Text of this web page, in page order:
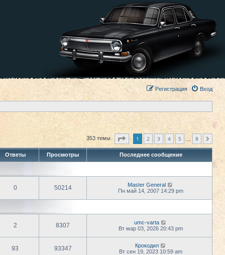
Вход
Регистрация
353 темы Страница из8
1 2 3 4 5 8
Ответы Просмотры Последнее сообщение
0 50214
Master General
Пн май 14, 2007 14:29 pm
2 8307
umc-varta
Вт мар 03, 2026 20:43 pm
93 93347
Крокодил
Вт сен 19, 2023 10:59 am